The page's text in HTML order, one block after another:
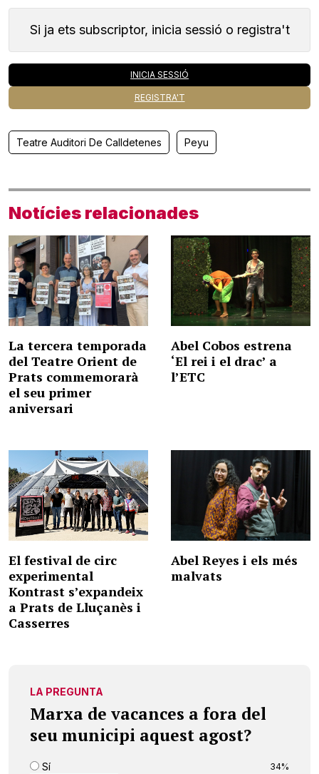
Si ja ets subscriptor, inicia sessió o registra't
INICIA SESSIÓ
REGISTRA'T
Teatre Auditori De Calldetenes Peyu
Notícies relacionades
La tercera temporada
del Teatre Orient de
Prats commemorarà
el seu primer
aniversari
Abel Cobos estrena
‘El rei i el drac’ a
l’ETC
El festival de circ
experimental
Kontrast s’expandeix
a Prats de Lluçanès i
Casserres
Abel Reyes i els més
malvats
LA PREGUNTA
Marxa de vacances a fora del
seu municipi aquest agost?
Sí 34%